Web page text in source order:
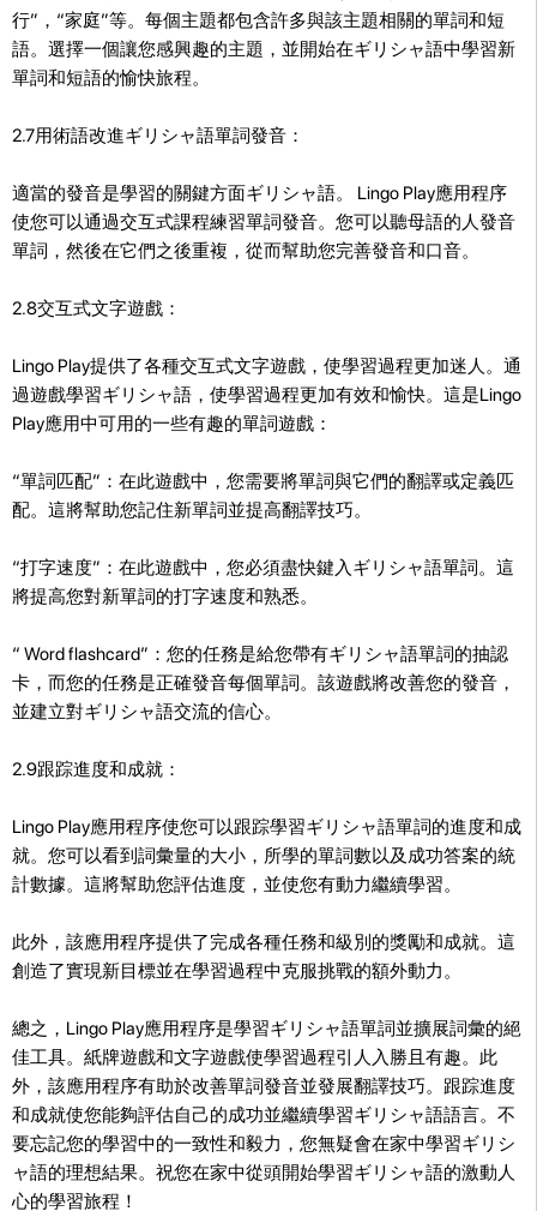
行”，“家庭”等。每個主題都包含許多與該主題相關的單詞和短
語。選擇一個讓您感興趣的主題，並開始在ギリシャ語中學習新
單詞和短語的愉快旅程。
2.7用術語改進ギリシャ語單詞發音：
適當的發音是學習的關鍵方面ギリシャ語。 Lingo Play應用程序
使您可以通過交互式課程練習單詞發音。您可以聽母語的人發音
單詞，然後在它們之後重複，從而幫助您完善發音和口音。
2.8交互式文字遊戲：
Lingo Play提供了各種交互式文字遊戲，使學習過程更加迷人。通
過遊戲學習ギリシャ語，使學習過程更加有效和愉快。這是Lingo
Play應用中可用的一些有趣的單詞遊戲：
“單詞匹配”：在此遊戲中，您需要將單詞與它們的翻譯或定義匹
配。這將幫助您記住新單詞並提高翻譯技巧。
“打字速度”：在此遊戲中，您必須盡快鍵入ギリシャ語單詞。這
將提高您對新單詞的打字速度和熟悉。
“ Word flashcard”：您的任務是給您帶有ギリシャ語單詞的抽認
卡，而您的任務是正確發音每個單詞。該遊戲將改善您的發音，
並建立對ギリシャ語交流的信心。
2.9跟踪進度和成就：
Lingo Play應用程序使您可以跟踪學習ギリシャ語單詞的進度和成
就。您可以看到詞彙量的大小，所學的單詞數以及成功答案的統
計數據。這將幫助您評估進度，並使您有動力繼續學習。
此外，該應用程序提供了完成各種任務和級別的獎勵和成就。這
創造了實現新目標並在學習過程中克服挑戰的額外動力。
總之，Lingo Play應用程序是學習ギリシャ語單詞並擴展詞彙的絕
佳工具。紙牌遊戲和文字遊戲使學習過程引人入勝且有趣。此
外，該應用程序有助於改善單詞發音並發展翻譯技巧。跟踪進度
和成就使您能夠評估自己的成功並繼續學習ギリシャ語語言。不
要忘記您的學習中的一致性和毅力，您無疑會在家中學習ギリシ
ャ語的理想結果。祝您在家中從頭開始學習ギリシャ語的激動人
心的學習旅程！